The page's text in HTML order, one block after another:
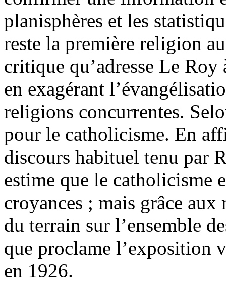
planisphères et les
reste la première religion
critique qu’adresse Le Roy
en exagérant
religions concurrentes.
pour le catholicisme. En
discours habituel tenu par
estime que le catholicisme
croyances ; mais grâce
du terrain sur l’ensemble
que proclame l’exposition
en 1926.